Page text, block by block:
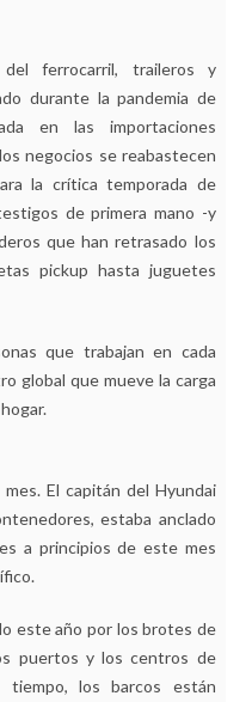
del ferrocarril, traileros y
durante la pandemia de
en las importaciones
negocios se reabastecen
la crítica temporada de
de primera mano -y
que han retrasado los
pickup hasta juguetes
que trabajan en cada
global que mueve la carga
El capitán del Hyundai
estaba anclado
a principios de este mes
este año por los brotes de
puertos y los centros de
tiempo, los barcos están